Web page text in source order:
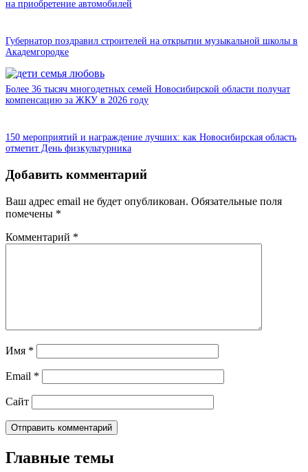
на приобретение автомобилей
Губернатор поздравил строителей на открытии музыкальной школы в
Академгородке
Более 36 тысяч многодетных семей Новосибирской области получат
компенсацию за ЖКУ в 2026 году
150 мероприятий и награждение лучших: как Новосибирская область
отметит День физкультурника
Добавить комментарий
Ваш адрес email не будет опубликован. Обязательные поля
помечены *
Комментарий *
Имя *
Email *
Сайт
Главные темы